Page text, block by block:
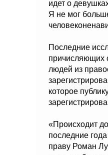
идет о
Я не мог
Последние
причисляющих
людей из
которое
«Происходит
последние
праву Роман